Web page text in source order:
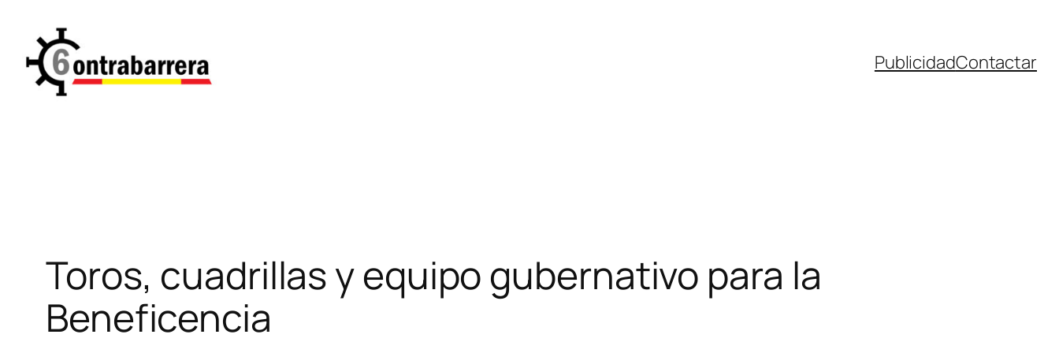
contenido
PublicidadContactar
Toros, cuadrillas y equipo gubernativo para la
Beneficencia